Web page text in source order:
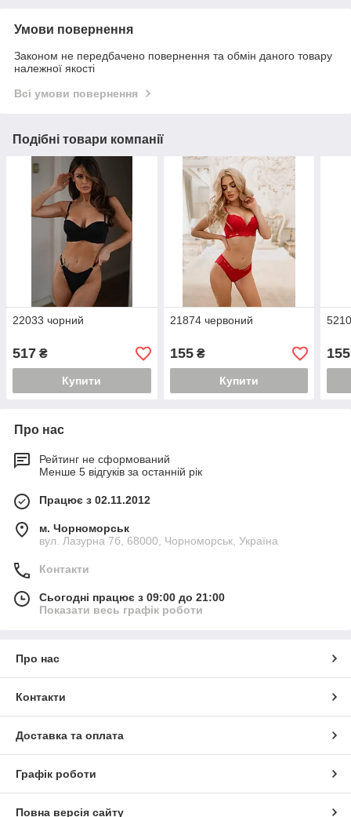
Умови повернення
Законом не передбачено повернення та обмін даного товару
належної якості
Всі умови повернення
Подібні товари компанії
22033 чорний
517 ₴
Купити
21874 червоний
155₴
Купити
155
Про нас
Рейтинг не сформований
Менше 5 відгуків за останній рік
Працює з 02.11.2012
м. Чорноморськ
вул. Лазурна 7б, 68000, Чорноморськ, Україна
Контакти
Сьогодні працює з 09:00 до 21:00
Показати весь графік роботи
Про нас
Контакти
Доставка та оплата
Графік роботи
Повна версія сайту